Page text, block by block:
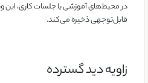
در محیط‌های آموزشی یا جلسات کاری، این
قابل‌توجهی ذخیره می‌کند.
زاویه دید گسترده